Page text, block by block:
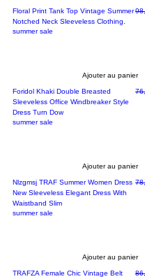
Floral Print Tank Top Vintage Summer
Notched Neck Sleeveless Clothing.
summer sale
Ajouter au panier
Foridol Khaki Double Breasted
Sleeveless Office Windbreaker Style
Dress Turn Dow
summer sale
Ajouter au panier
Nlzgmsj TRAF Summer Women Dress
New Sleeveless Elegant Dress With
Waistband Slim
summer sale
Ajouter au panier
TRAFZA Female Chic Vintage Belt